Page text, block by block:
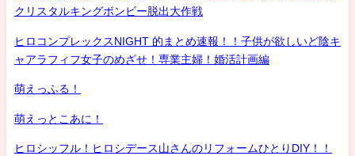
クリスタルキングボンビー脱出大作戦
ヒロコンプレックスNIGHT 的まとめ速報！！子供が欲しいど陰キ
ャアラフィフ女子のめざせ！専業主婦！婚活計画編
萌えっふる！
萌えっとこあに！
ヒロシッフル！ヒロシデース山さんのリフォームひとりDIY！！